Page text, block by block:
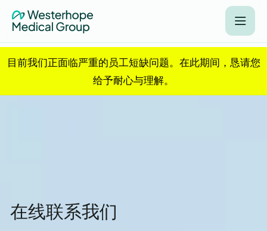
目前我们正面临严重的员工短缺问题。在此期间，恳请您
给予耐心与理解。
在线联系我们